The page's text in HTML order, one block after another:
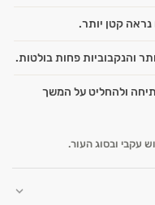
קטן יותר.
והנקבוביות פחות בולטות.
ולהחליט על המשך
עקבי ובסוג העור.